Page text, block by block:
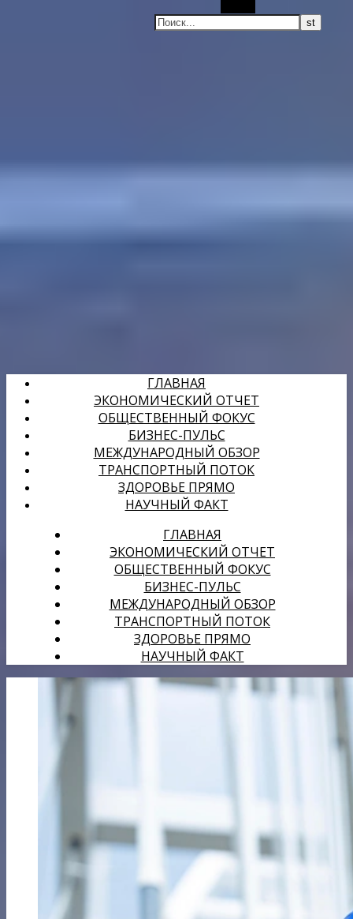
ГЛАВНАЯ
ЭКОНОМИЧЕСКИЙ ОТЧЕТ
ОБЩЕСТВЕННЫЙ ФОКУС
БИЗНЕС-ПУЛЬС
МЕЖДУНАРОДНЫЙ ОБЗОР
ТРАНСПОРТНЫЙ ПОТОК
ЗДОРОВЬЕ ПРЯМО
НАУЧНЫЙ ФАКТ
ГЛАВНАЯ
ЭКОНОМИЧЕСКИЙ ОТЧЕТ
ОБЩЕСТВЕННЫЙ ФОКУС
БИЗНЕС-ПУЛЬС
МЕЖДУНАРОДНЫЙ ОБЗОР
ТРАНСПОРТНЫЙ ПОТОК
ЗДОРОВЬЕ ПРЯМО
НАУЧНЫЙ ФАКТ